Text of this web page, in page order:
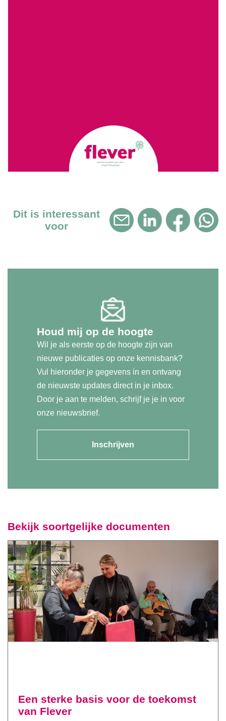
Dit is interessant
voor
Houd mij op de hoogte
Wil je als eerste op de hoogte zijn van
nieuwe publicaties op onze kennisbank?
Vul hieronder je gegevens in en ontvang
de nieuwste updates direct in je inbox.
Door je aan te melden, schrijf je je in voor
onze nieuwsbrief.
Inschrijven
Bekijk soortgelijke documenten
Een sterke basis voor de toekomst
van Flever